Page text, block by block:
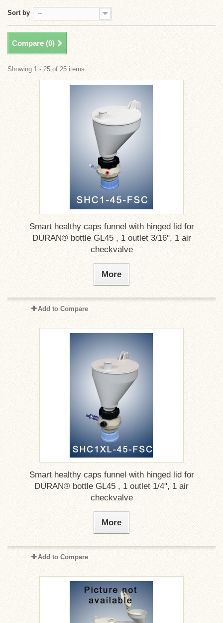
Sort by --
Compare (0)
Showing 1 - 25 of 25 items
Smart healthy caps funnel with hinged lid for
DURAN® bottle GL45 , 1 outlet 3/16", 1 air
checkvalve
More
Add to Compare
Smart healthy caps funnel with hinged lid for
DURAN® bottle GL45 , 1 outlet 1/4", 1 air
checkvalve
More
Add to Compare